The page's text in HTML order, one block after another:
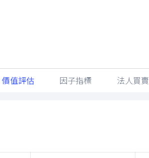
價值評估 因子指標 法人買賣